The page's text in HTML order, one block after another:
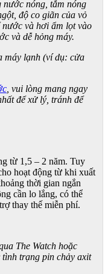
nước nóng, tắm nóng
độ co giãn của vỏ
nước và hơi ẩm lọt vào
và dễ hỏng máy.
máy lạnh (ví dụ: cửa
, vui lòng mang ngay
để xử lý, tránh để
từ 1,5 – 2 năm. Tuy
hoạt động từ khi xuất
thời gian ngắn
cần lo lắng, có thể
thay thế miễn phí.
The Watch hoặc
tình trạng pin chảy axit